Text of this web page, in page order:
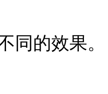
同的效果。